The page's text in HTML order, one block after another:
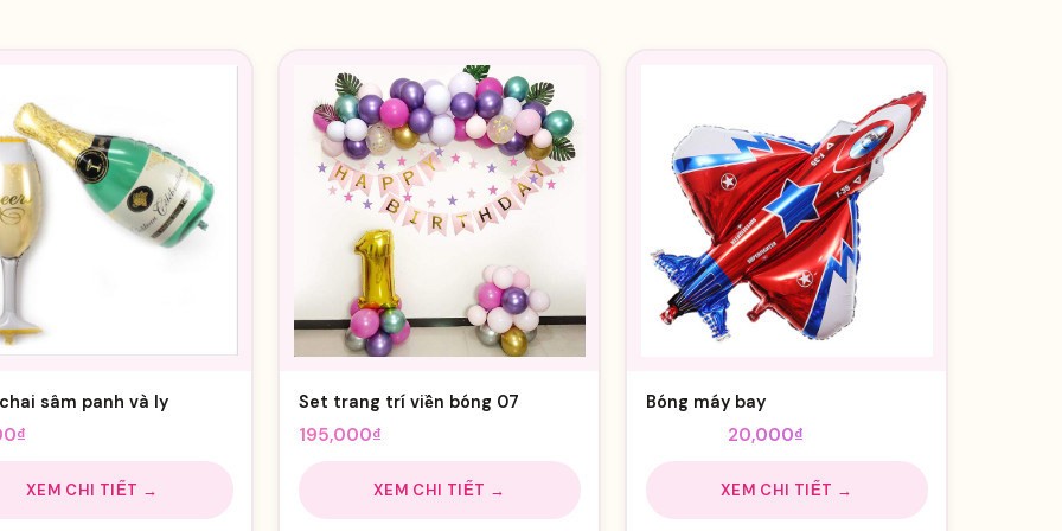
sâm panh và ly
₫
XEM CHI TIẾT →
Set trang trí viền bóng 07
195,000₫
XEM CHI TIẾT →
Bóng máy bay
Giá
gốc
là:
25,000₫.
20,000₫
hiện
tại
là:
XEM CHI TIẾT →